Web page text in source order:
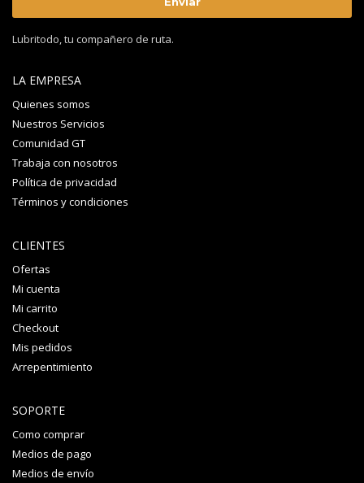
Lubritodo, tu compañero de ruta.
LA EMPRESA
Quienes somos
Nuestros Servicios
Comunidad GT
Trabaja con nosotros
Política de privacidad
Términos y condiciones
CLIENTES
Ofertas
Mi cuenta
Mi carrito
Checkout
Mis pedidos
Arrepentimiento
SOPORTE
Como comprar
Medios de pago
Medios de envío